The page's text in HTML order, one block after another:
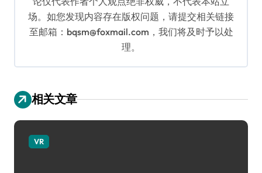
场。如您发现内容存在版权问题，请提交相关链接
至邮箱：bqsm@foxmail.com，我们将及时予以处
理。
相关文章
VR